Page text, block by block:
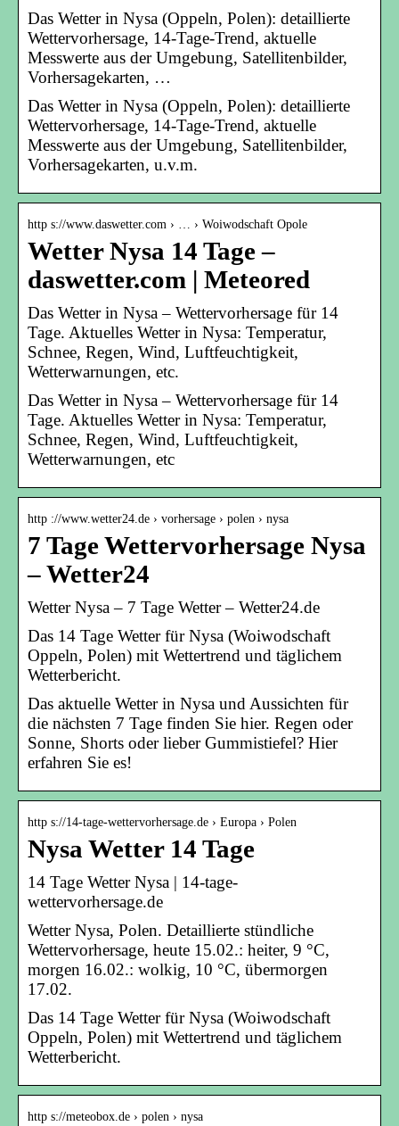
Das Wetter in Nysa (Oppeln, Polen): detaillierte
Wettervorhersage, 14-Tage-Trend, aktuelle
Messwerte aus der Umgebung, Satellitenbilder,
Vorhersagekarten, …
Das Wetter in Nysa (Oppeln, Polen): detaillierte
Wettervorhersage, 14-Tage-Trend, aktuelle
Messwerte aus der Umgebung, Satellitenbilder,
Vorhersagekarten, u.v.m.
http s://www.daswetter.com › … › Woiwodschaft Opole
Wetter Nysa 14 Tage –
daswetter.com | Meteored
Das Wetter in Nysa – Wettervorhersage für 14
Tage. Aktuelles Wetter in Nysa: Temperatur,
Schnee, Regen, Wind, Luftfeuchtigkeit,
Wetterwarnungen, etc.
Das Wetter in Nysa – Wettervorhersage für 14
Tage. Aktuelles Wetter in Nysa: Temperatur,
Schnee, Regen, Wind, Luftfeuchtigkeit,
Wetterwarnungen, etc
http ://www.wetter24.de › vorhersage › polen › nysa
7 Tage Wettervorhersage Nysa
– Wetter24
Wetter Nysa – 7 Tage Wetter – Wetter24.de
Das 14 Tage Wetter für Nysa (Woiwodschaft
Oppeln, Polen) mit Wettertrend und täglichem
Wetterbericht.
Das aktuelle Wetter in Nysa und Aussichten für
die nächsten 7 Tage finden Sie hier. Regen oder
Sonne, Shorts oder lieber Gummistiefel? Hier
erfahren Sie es!
http s://14-tage-wettervorhersage.de › Europa › Polen
Nysa Wetter 14 Tage
14 Tage Wetter Nysa | 14-tage-
wettervorhersage.de
Wetter Nysa, Polen. Detaillierte stündliche
Wettervorhersage, heute 15.02.: heiter, 9 °C,
morgen 16.02.: wolkig, 10 °C, übermorgen
17.02.
Das 14 Tage Wetter für Nysa (Woiwodschaft
Oppeln, Polen) mit Wettertrend und täglichem
Wetterbericht.
http s://meteobox.de › polen › nysa